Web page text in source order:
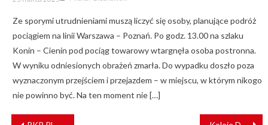
on
Ze sporymi utrudnieniami muszą liczyć się osoby, planujące podróż
pociągiem na linii Warszawa – Poznań. Po godz. 13.00 na szlaku
Konin – Cienin pod pociąg towarowy wtargnęła osoba postronna.
W wyniku odniesionych obrażeń zmarła. Do wypadku doszło poza
wyznaczonym przejściem i przejazdem – w miejscu, w którym nikogo
nie powinno być. Na ten moment nie […]
NAWIGACJA